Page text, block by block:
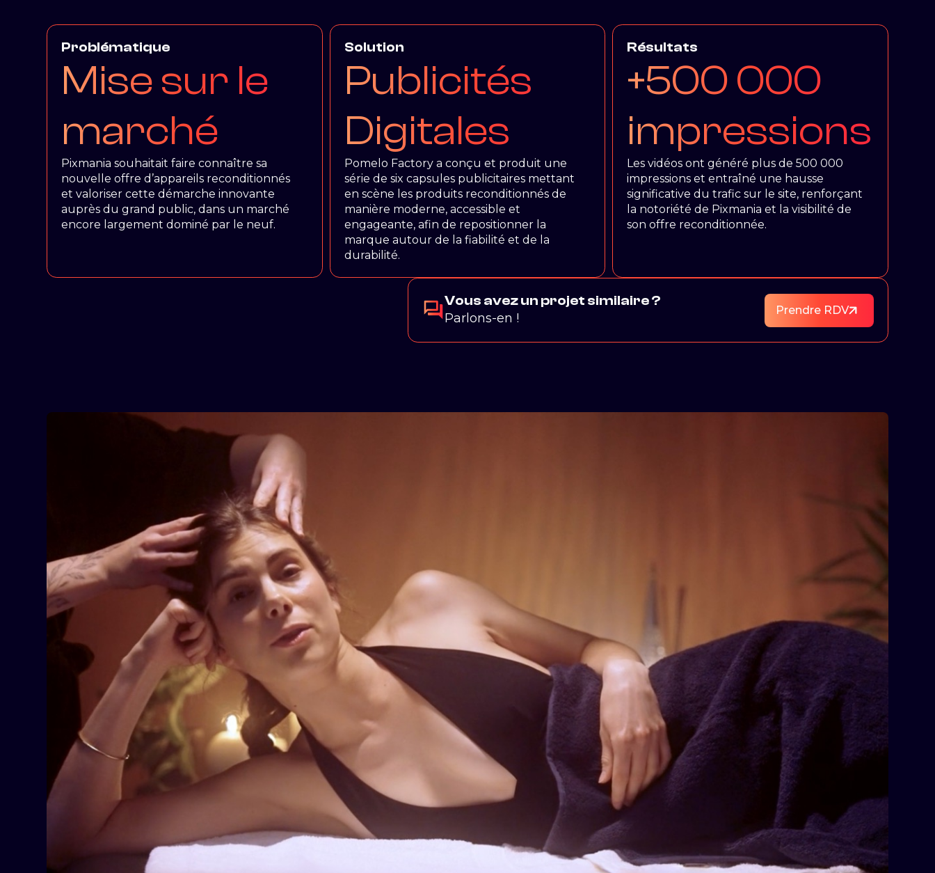
Problématique
Mise sur le
marché
Pixmania souhaitait faire connaître sa
nouvelle offre d’appareils reconditionnés
et valoriser cette démarche innovante
auprès du grand public, dans un marché
encore largement dominé par le neuf.
Solution
Publicités
Digitales
Pomelo Factory a conçu et produit une
série de six capsules publicitaires mettant
en scène les produits reconditionnés de
manière moderne, accessible et
engageante, afin de repositionner la
marque autour de la fiabilité et de la
durabilité.
Résultats
+500 000
impressions
Les vidéos ont généré plus de 500 000
impressions et entraîné une hausse
significative du trafic sur le site, renforçant
la notoriété de Pixmania et la visibilité de
son offre reconditionnée.
Vous avez un projet similaire ?
Parlons-en !
Prendre RDV